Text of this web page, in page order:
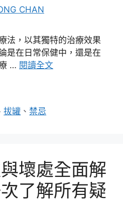
CHAN
法，以其獨特的治療效果
是在日常保健中，還是在
… 閱讀全文
拔罐 、禁忌
壞處全面解
了解所有疑